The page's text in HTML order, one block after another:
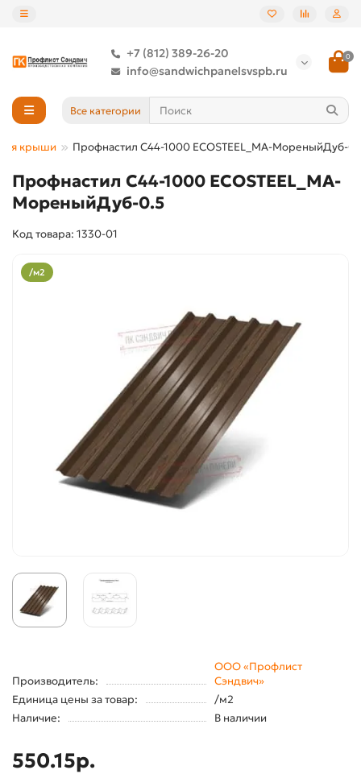
+7 (812) 389-26-20
info@sandwichpanelsvspb.ru
0
Все категории
крыши Профнастил С44-1000 ECOSTEEL_MA-МореныйДуб-
Профнастил С44-1000 ECOSTEEL_MA-
МореныйДуб-0.5
Код товара: 1330-01
/м2
Производитель:
ООО «Профлист
Сэндвич»
Единица цены за товар:
/м2
Наличие:
В наличии
550.15р.